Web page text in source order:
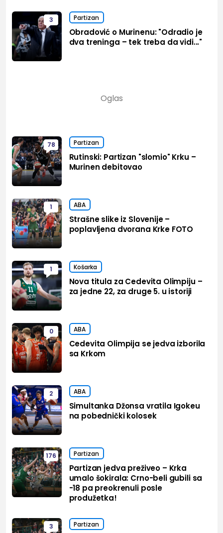
3 Partizan
Obradović o Murinenu: "Odradio je
dva treninga – tek treba da vidi..."
78 Partizan
Rutinski: Partizan "slomio" Krku –
Murinen debitovao
1 ABA
Strašne slike iz Slovenije –
poplavljena dvorana Krke FOTO
1 Košarka
Nova titula za Cedevita Olimpiju –
za jedne 22, za druge 5. u istoriji
0 ABA
Cedevita Olimpija se jedva izborila
sa Krkom
2 ABA
Simultanka Džonsa vratila Igokeu
na pobednički kolosek
176 Partizan
Partizan jedva preživeo – Krka
umalo šokirala: Crno-beli gubili sa
-18 pa preokrenuli posle
produžetka!
3 Partizan